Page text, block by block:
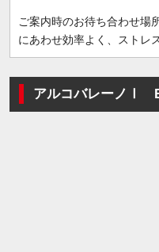
ご案内時のお待ち合わせ場
にあわせ効率よく、ストレ
アルコバレーノⅠ